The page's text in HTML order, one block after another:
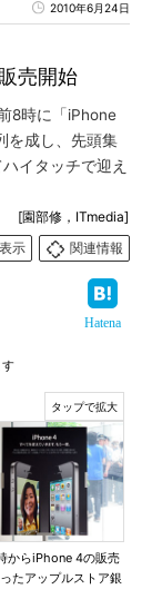
2010年6月24日
売開始
8時に「iPhone
を成し、先頭集
イタッチで迎え
[園部修，ITmedia]
示
関連情報
Hatena
からiPhone 4の販売
たアップルストア銀